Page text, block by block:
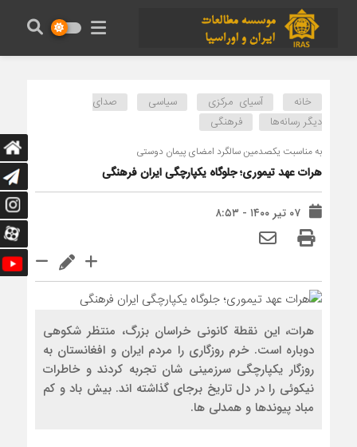
خانه آسیای مرکزی سیاسی
صدای
دیگر رسانه‌ها
فرهنگی
به مناسبت یکصدمین سالگرد امضای پیمان دوستی
هرات عهد تیموری؛ جلوگاه یکپارچگی ایران فرهنگی
۰۷ تیر ۱۴۰۰ - ۸:۵۳
هرات، این نقطة کانونی خراسان بزرگ، منتظر شکوهی
دوباره است. خرم روزگاری را مردم ایران و افغانستان به
روزگار یکپارچگی سرزمینی شان تجربه کردند و خاطرات
نیکوئی را در دل تاریخ برجای گذاشته اند. بیش باد و کم
مباد پیوندها و همدلی ها.